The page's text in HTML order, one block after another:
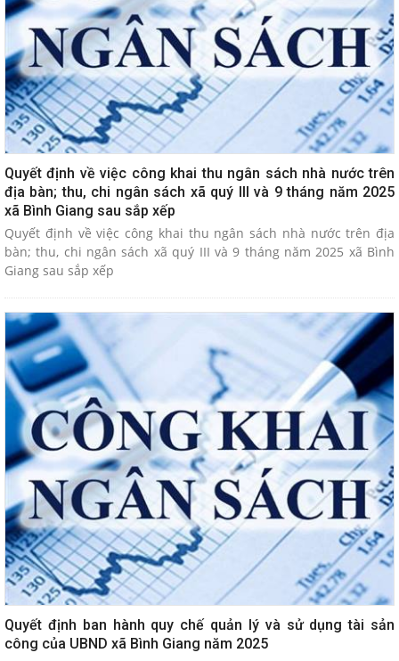
Quyết định về việc công khai thu ngân sách nhà nước trên
địa bàn; thu, chi ngân sách xã quý III và 9 tháng năm 2025
xã Bình Giang sau sắp xếp
Quyết định về việc công khai thu ngân sách nhà nước trên địa
bàn; thu, chi ngân sách xã quý III và 9 tháng năm 2025 xã Bình
Giang sau sắp xếp
Quyết định ban hành quy chế quản lý và sử dụng tài sản
công của UBND xã Bình Giang năm 2025